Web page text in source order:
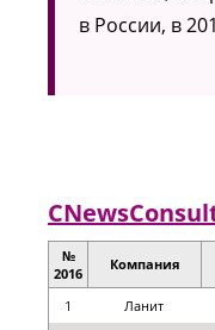
в России, в
№
2016
Компания
1
Ланит